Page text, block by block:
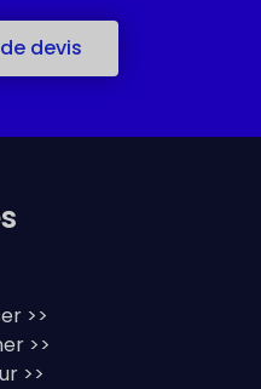
devis
>>
>>
>>